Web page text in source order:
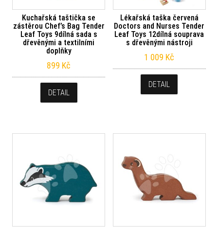
Kuchařská taštička se
zástěrou Chef’s Bag Tender
Leaf Toys 9dílná sada s
dřevěnými a textilními
doplňky
899 Kč
DETAIL
Lékařská taška červená
Doctors and Nurses Tender
Leaf Toys 12dílná souprava
s dřevěnými nástroji
1 009 Kč
DETAIL